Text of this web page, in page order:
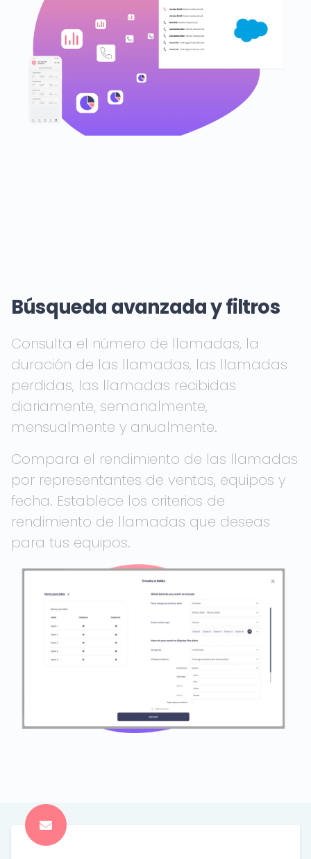
Búsqueda avanzada y filtros
Consulta el número de llamadas, la
duración de las llamadas, las llamadas
perdidas, las llamadas recibidas
diariamente, semanalmente,
mensualmente y anualmente.
Compara el rendimiento de las llamadas
por representantes de ventas, equipos y
fecha. Establece los criterios de
rendimiento de llamadas que deseas
para tus equipos.